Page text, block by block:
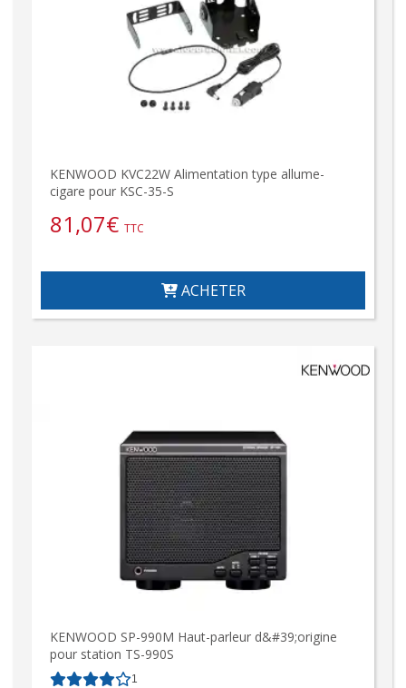
KENWOOD KVC22W Alimentation type allume-
cigare pour KSC-35-S
81,07€ TTC
ACHETER
KENWOOD SP-990M Haut-parleur d&#39;origine
pour station TS-990S
1